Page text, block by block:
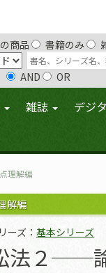
商品 書籍のみ
AND OR
雑誌 デジ
理解編
解編
ーズ： 基本シリーズ
法２──